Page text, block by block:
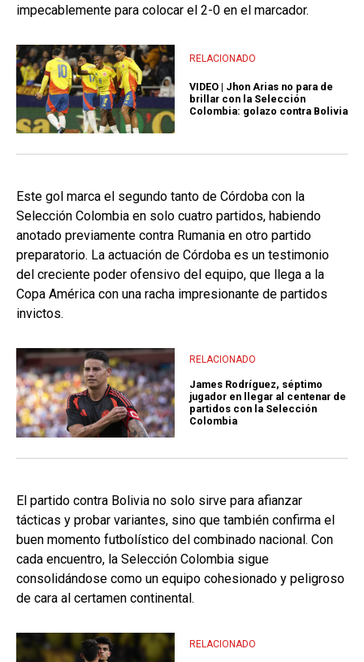
impecablemente para colocar el 2-0 en el marcador.
RELACIONADO
VIDEO | Jhon Arias no para de
brillar con la Selección
Colombia: golazo contra Bolivia
Este gol marca el segundo tanto de Córdoba con la
Selección Colombia en solo cuatro partidos, habiendo
anotado previamente contra Rumania en otro partido
preparatorio. La actuación de Córdoba es un testimonio
del creciente poder ofensivo del equipo, que llega a la
Copa América con una racha impresionante de partidos
invictos.
RELACIONADO
James Rodríguez, séptimo
jugador en llegar al centenar de
partidos con la Selección
Colombia
El partido contra Bolivia no solo sirve para afianzar
tácticas y probar variantes, sino que también confirma el
buen momento futbolístico del combinado nacional. Con
cada encuentro, la Selección Colombia sigue
consolidándose como un equipo cohesionado y peligroso
de cara al certamen continental.
RELACIONADO